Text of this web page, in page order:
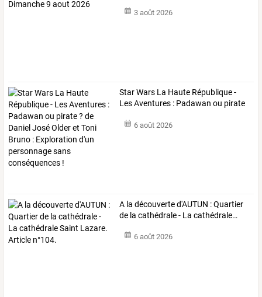
3 août 2026
StarWars La Haute République-
LesAventures : Padawan ou pirate
6 août 2026
A la découverted'AUTUN :Quartier
de la cathédrale- La cathédrale…
6 août 2026